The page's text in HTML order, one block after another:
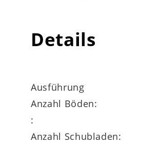
Eingangsbereiche und
Modernes
Details
Ausführung
Anzahl Böden:
:
Anzahl Schubladen: